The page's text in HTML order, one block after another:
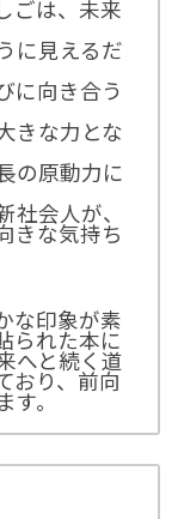
ごは、未来
に見えるだ
に向き合う
きな力とな
の原動力に
社会人が、
きな気持ち
な印象が素
られた本に
へと続く道
おり、前向
。